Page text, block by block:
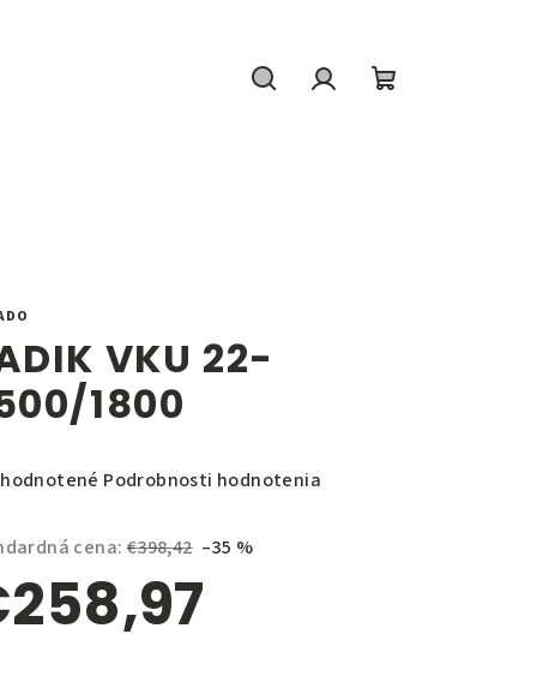
VKU 22-
1800
Podrobnosti hodnotenia
cena: €398,42 –35 %